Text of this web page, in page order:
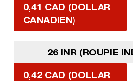
0,41 CAD (DOLLAR
CANADIEN)
26 INR (ROUPIE
0,42 CAD (DOLLAR